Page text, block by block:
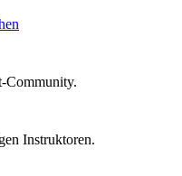
Community.
Instruktoren.